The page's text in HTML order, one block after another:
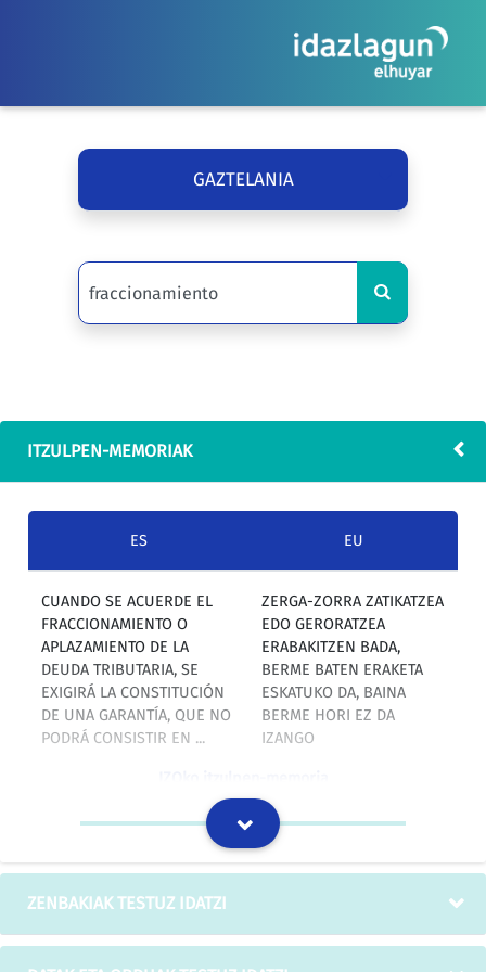
GAZTELANIA
ITZULPEN-MEMORIAK
ES EU
CUANDO SE ACUERDE EL
FRACCIONAMIENTO O
APLAZAMIENTO DE LA
DEUDA TRIBUTARIA, SE
EXIGIRÁ LA CONSTITUCIÓN
DE UNA GARANTÍA, QUE NO
PODRÁ CONSISTIR EN ...
ZERGA-ZORRA ZATIKATZEA
EDO GERORATZEA
ERABAKITZEN BADA,
BERME BATEN ERAKETA
ESKATUKO DA, BAINA
BERME HORI EZ DA
IZANGO
Zatikatzeak ez dakar
ZENBAKIAK TESTUZ IDATZI